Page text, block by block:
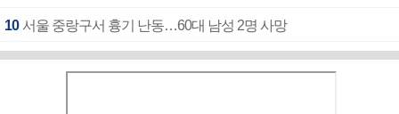
10 서울 중랑구서 흉기 난동…60대 남성 2명 사망